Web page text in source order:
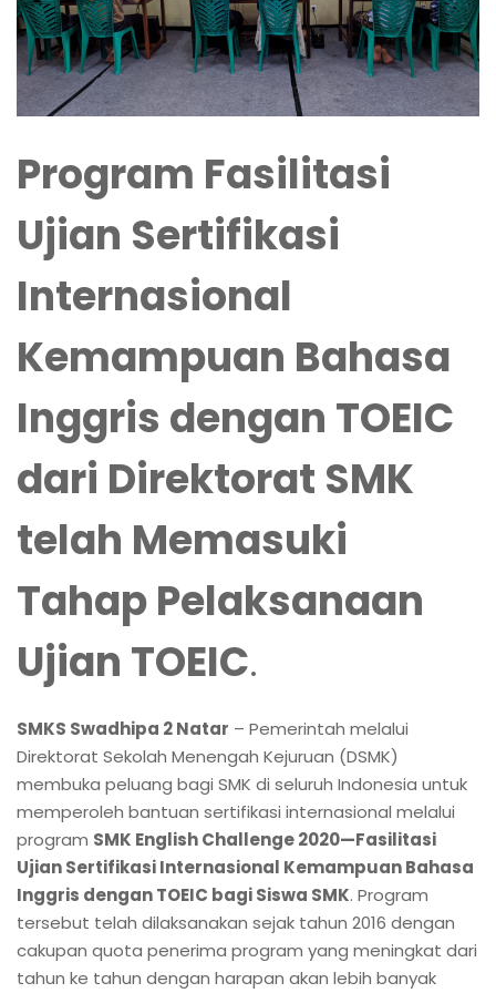
Program Fasilitasi
Ujian Sertifikasi
Internasional
Kemampuan Bahasa
Inggris dengan TOEIC
dari Direktorat SMK
telah Memasuki
Tahap Pelaksanaan
Ujian TOEIC.
SMKS Swadhipa 2 Natar – Pemerintah melalui
Direktorat Sekolah Menengah Kejuruan (DSMK)
membuka peluang bagi SMK di seluruh Indonesia untuk
memperoleh bantuan sertifikasi internasional melalui
program SMK English Challenge 2020—Fasilitasi
Ujian Sertifikasi Internasional Kemampuan Bahasa
Inggris dengan TOEIC bagi Siswa SMK. Program
tersebut telah dilaksanakan sejak tahun 2016 dengan
cakupan quota penerima program yang meningkat dari
tahun ke tahun dengan harapan akan lebih banyak